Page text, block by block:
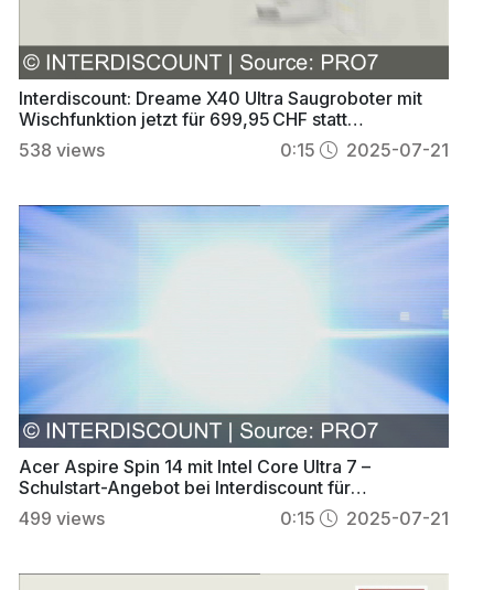
Interdiscount: Dreame X40 Ultra Saugroboter mit
Wischfunktion jetzt für 699,95 CHF statt
1099,95 CHF
538 views 0:15 2025-07-21
Acer Aspire Spin 14 mit Intel Core Ultra 7 –
Schulstart-Angebot bei Interdiscount für
799,95 CHF
499 views 0:15 2025-07-21